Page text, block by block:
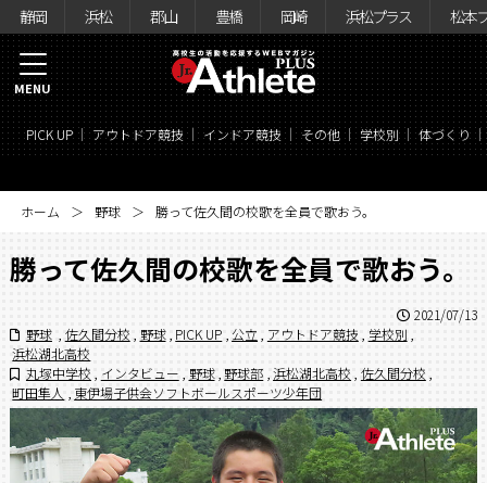
静岡 浜松 郡山 豊橋 岡崎 浜松プラス 松本
PICK UP アウトドア競技 インドア競技 その他 学校別 体づくり
MENU
ホーム 野球 勝って佐久間の校歌を全員で歌おう。
勝って佐久間の校歌を全員で歌おう。
2021/07/13
野球
佐久間分校 野球 , PICK UP 公立 , アウトドア競技 学校別
浜松湖北高校
丸塚中学校 , インタビュー 野球 野球部 ,浜松湖北高校 佐久間分校 ,
町田隼人
東伊場子供会ソフトボールスポーツ少年団